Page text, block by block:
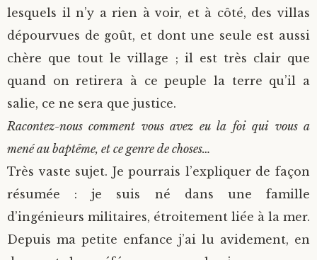
lesquels il n’y a rien à voir, et à côté, des villas
dépourvues de goût, et dont une seule est aussi
chère que tout le village ; il est très clair que
quand on retirera à ce peuple la terre qu’il a
salie, ce ne sera que justice.
Racontez-nous comment vous avez eu la foi qui vous a
mené au baptême, et ce genre de choses…
Très vaste sujet. Je pourrais l’expliquer de façon
résumée : je suis né dans une famille
d’ingénieurs militaires, étroitement liée à la mer.
Depuis ma petite enfance j’ai lu avidement, en